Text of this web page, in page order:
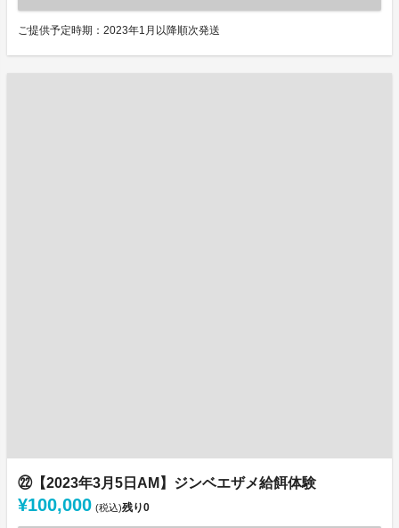
ご提供予定時期：2023年1月以降順次発送
㉒【2023年3月5日AM】ジンベエザメ給餌体験
¥100,000 (税込)残り0